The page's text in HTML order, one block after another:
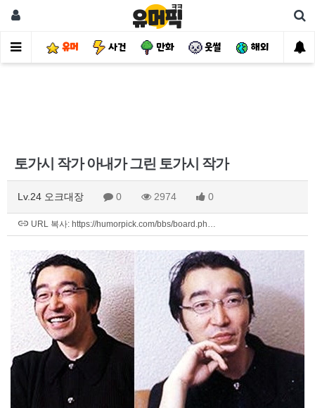
유머 사건 만화 웃썰 해외 핫
토가시 작가 아내가 그린 토가시 작가
Lv.24 오크대장 0 2974 0
URL 복사: https://humorpick.com/bbs/board.ph…